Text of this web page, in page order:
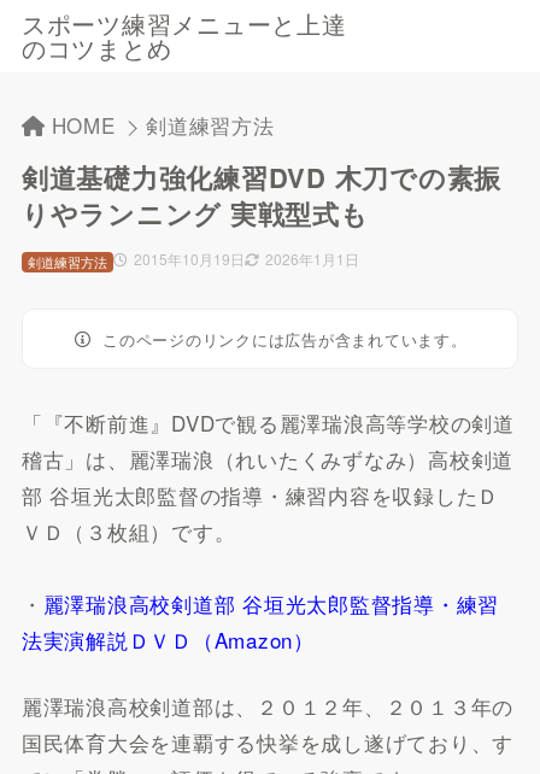
スポーツ練習メニューと上達
のコツまとめ
HOME 剣道練習方法
剣道基礎力強化練習DVD 木刀での素振
りやランニング 実戦型式も
2015年10月19日 2026年1月1日
剣道練習方法
このページのリンクには広告が含まれています。
「『不断前進』DVDで観る麗澤瑞浪高等学校の剣道
稽古」は、麗澤瑞浪（れいたくみずなみ）高校剣道
部 谷垣光太郎監督の指導・練習内容を収録したＤ
ＶＤ（３枚組）です。
・ 麗澤瑞浪高校剣道部 谷垣光太郎監督指導・練習
法実演解説ＤＶＤ（Amazon）
麗澤瑞浪高校剣道部は、２０１２年、２０１３年の
国民体育大会を連覇する快挙を成し遂げており、す